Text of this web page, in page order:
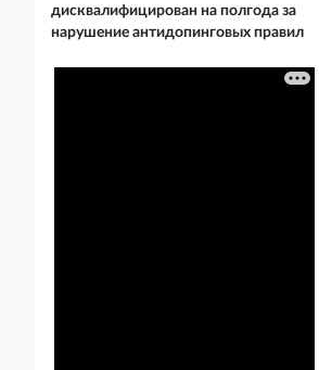
дисквалифицирован на полгода за
нарушение антидопинговых правил